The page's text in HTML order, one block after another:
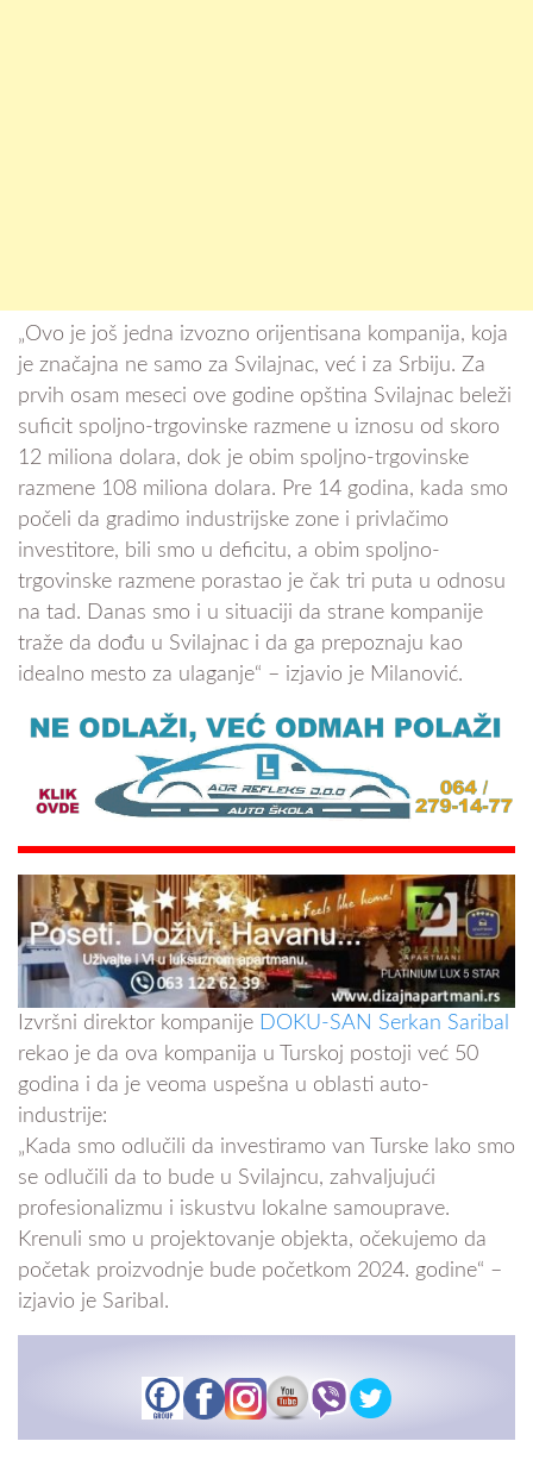
„Ovo je još jedna izvozno orijentisana kompanija, koja
je značajna ne samo za Svilajnac, već i za Srbiju. Za
prvih osam meseci ove godine opština Svilajnac beleži
suficit spoljno-trgovinske razmene u iznosu od skoro
12 miliona dolara, dok je obim spoljno-trgovinske
razmene 108 miliona dolara. Pre 14 godina, kada smo
počeli da gradimo industrijske zone i privlačimo
investitore, bili smo u deficitu, a obim spoljno-
trgovinske razmene porastao je čak tri puta u odnosu
na tad. Danas smo i u situaciji da strane kompanije
traže da dođu u Svilajnac i da ga prepoznaju kao
idealno mesto za ulaganje“ – izjavio je Milanović.
Izvršni direktor kompanije DOKU-SAN Serkan Saribal
rekao je da ova kompanija u Turskoj postoji već 50
godina i da je veoma uspešna u oblasti auto-
industrije:
„Kada smo odlučili da investiramo van Turske lako smo
se odlučili da to bude u Svilajncu, zahvaljujući
profesionalizmu i iskustvu lokalne samouprave.
Krenuli smo u projektovanje objekta, očekujemo da
početak proizvodnje bude početkom 2024. godine“ –
izjavio je Saribal.